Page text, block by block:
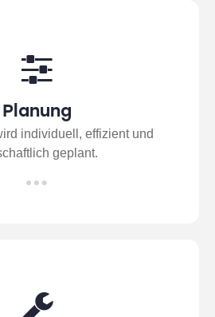
Planung
individuell, effizient und
geplant.